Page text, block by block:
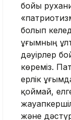
бойы
болып
ұғымның
дәуірлер
көреміз.
ерлік
қоймай,
және